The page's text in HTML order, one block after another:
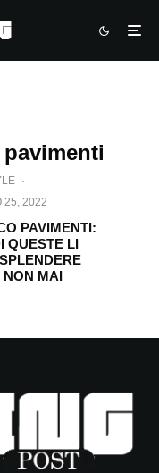
·
25, 2022
PAVIMENTI:
QUESTE LI
NON MAI